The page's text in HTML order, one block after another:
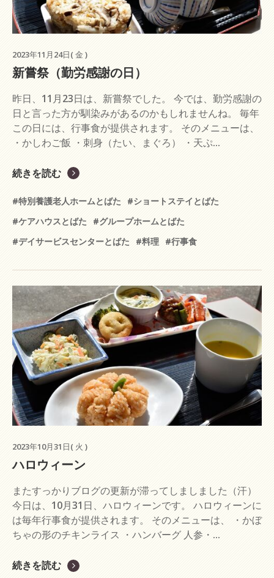
2023年11月24日( 金 )
新嘗祭（勤労感謝の日）
昨日、11月23日は、新嘗祭でした。 今では、勤労感謝の
日と言った方が馴染みがあるのかもしれませんね。 毎年
この日には、行事食が提供されます。 そのメニューは、
・かしわご飯 ・刺身（たい、まぐろ） ・天ぷ...
続きを読む
#特別養護老人ホームとばた
#ショートステイとばた
#ケアハウスとばた
#グループホームとばた
#デイサービスセンターとばた
#料理 #行事食
2023年10月31日( 火 )
ハロウィーン
またすっかりブログの更新が滞ってしましました（汗）
今日は、10月31日、ハロウィーンです。 ハロウィーンに
は毎年行事食が提供されます。 そのメニューは、 ・かぼ
ちゃの形のチキンライス ・ハンバーグ 人参・...
続きを読む